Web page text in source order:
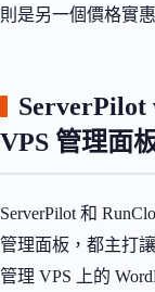
則是另一個價格實
ServerPilot
VPS 管理面
ServerPilot 和
管理面板，都主打
管理 VPS 上的